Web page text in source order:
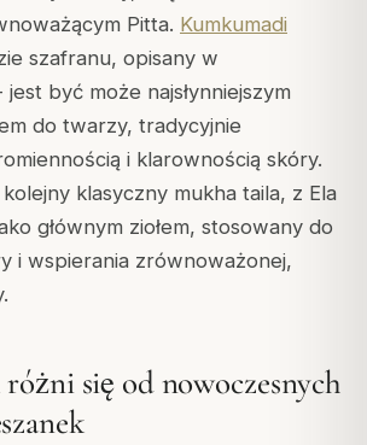
Pitta. Kumkumadi
szafranu, opisany w
jest być może najsłynniejszym
do twarzy, tradycyjnie
i klarownością skóry.
klasyczny mukha taila, z Ela
głównym ziołem, stosowany do
i wspierania zrównoważonej,
się od nowoczesnych